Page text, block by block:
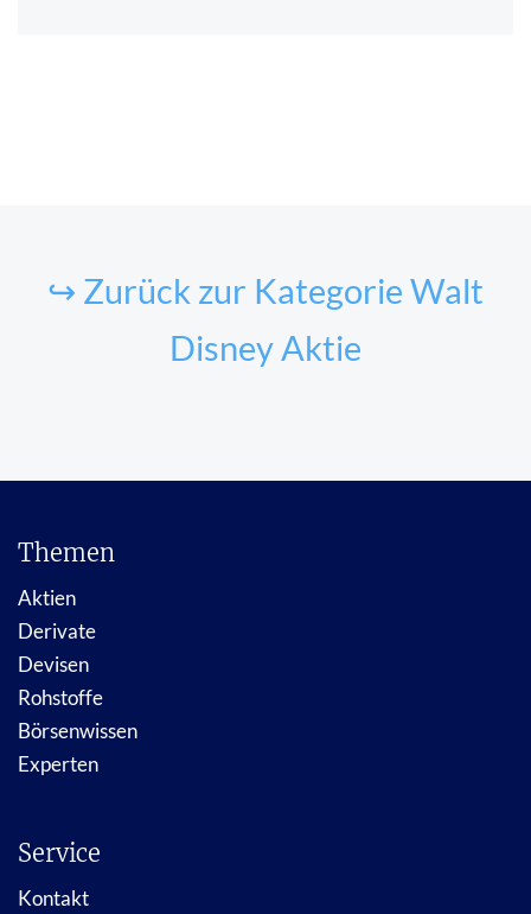
↪ Zurück zur Kategorie Walt
Disney Aktie
Themen
Aktien
Derivate
Devisen
Rohstoffe
Börsenwissen
Experten
Service
Kontakt